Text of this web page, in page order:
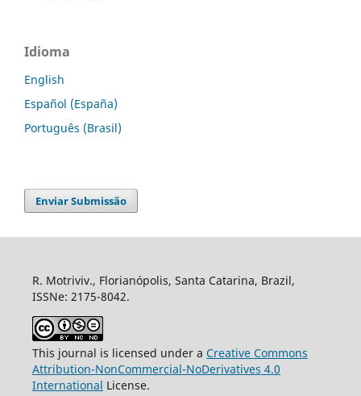
Idioma
English
Español (España)
Português (Brasil)
Enviar Submissão
R. Motriviv., Florianópolis, Santa Catarina, Brazil,
ISSNe: 2175-8042.
This journal is licensed under a Creative Commons
Attribution-NonCommercial-NoDerivatives 4.0
International License.